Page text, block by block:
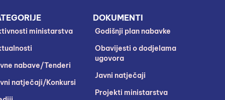
ministarstva
nabave/Tenderi
natječaji/Konkursi
DOKUMENTI
Godišnji plan nabavke
Obavijesti o dodjelama
ugovora
Javni natječaji
Projekti ministarstva